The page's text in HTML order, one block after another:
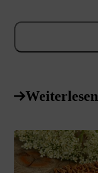
Weiterlesen